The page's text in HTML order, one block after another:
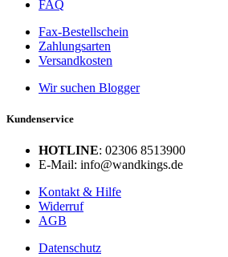
FAQ
Fax-Bestellschein
Zahlungsarten
Versandkosten
Wir suchen Blogger
Kundenservice
HOTLINE: 02306 8513900
E-Mail: info@wandkings.de
Kontakt & Hilfe
Widerruf
AGB
Datenschutz